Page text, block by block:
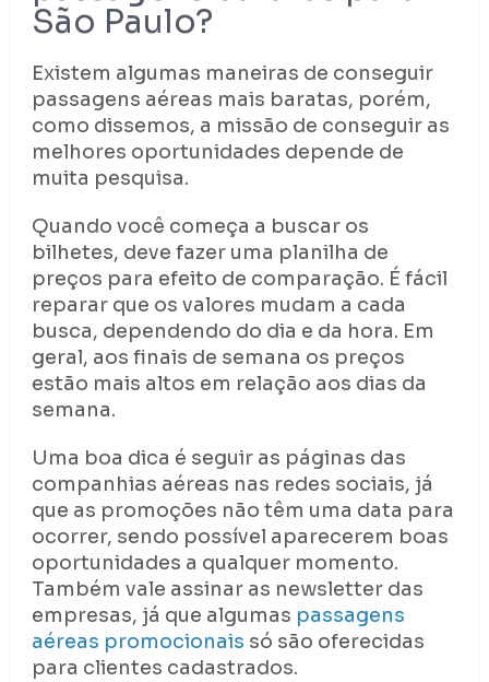
São Paulo?
Existem algumas maneiras de conseguir
passagens aéreas mais baratas, porém,
como dissemos, a missão de conseguir as
melhores oportunidades depende de
muita pesquisa.
Quando você começa a buscar os
bilhetes, deve fazer uma planilha de
preços para efeito de comparação. É fácil
reparar que os valores mudam a cada
busca, dependendo do dia e da hora. Em
geral, aos finais de semana os preços
estão mais altos em relação aos dias da
semana.
Uma boa dica é seguir as páginas das
companhias aéreas nas redes sociais, já
que as promoções não têm uma data para
ocorrer, sendo possível aparecerem boas
oportunidades a qualquer momento.
Também vale assinar as newsletter das
empresas, já que algumas passagens
aéreas promocionais só são oferecidas
para clientes cadastrados.